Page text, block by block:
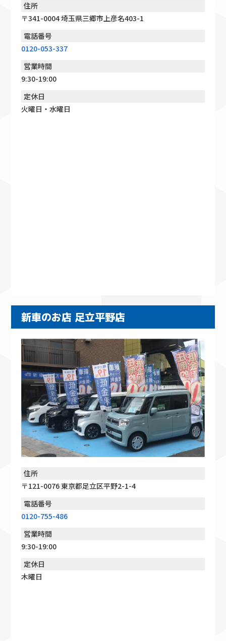
住所
〒341-0004 埼玉県三郷市上彦名403-1
電話番号
0120-053-337
営業時間
9:30-19:00
定休日
火曜日・水曜日
新車のお店 足立平野店
住所
〒121-0076 東京都足立区平野2-1-4
電話番号
0120-755-486
営業時間
9:30-19:00
定休日
木曜日